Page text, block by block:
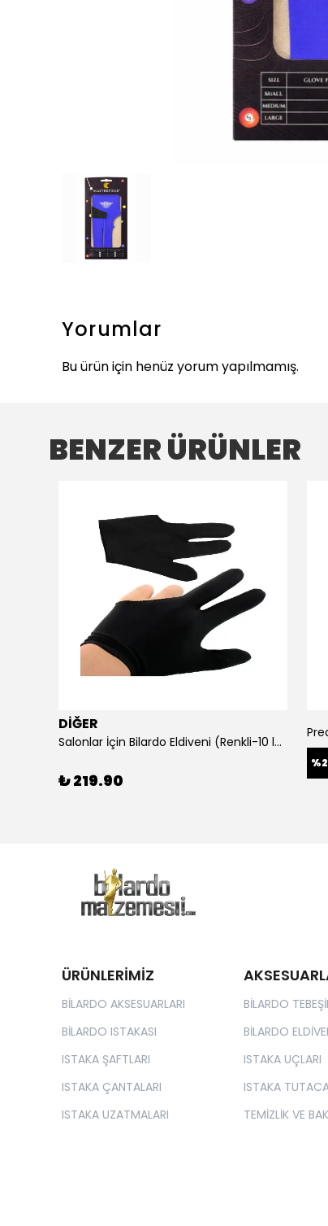
Yorumlar
Bu ürün için henüz yorum yapılmamış.
BENZER ÜRÜNLER
DİĞER
Salonlar İçin Bilardo Eldiveni (Renkli-10 lu Paket)
₺ 219.90
%
ÜRÜNLERİMİZ
BİLARDO AKSESUARLARI
BİLARDO ISTAKASI
ISTAKA ŞAFTLARI
ISTAKA ÇANTALARI
ISTAKA UZATMALARI
BİLARDO
BİLARDO
ISTAKA UÇLARI
ISTAKA
TEMİZLİK VE